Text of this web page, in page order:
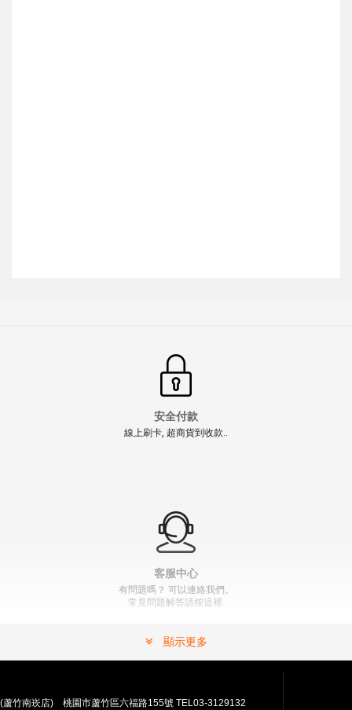
安全付款
線上刷卡, 超商貨到收款..
客服中心
有問題嗎？ 可以連絡我們。
常見問題解答請按這裡.
顯示更多
(蘆竹南崁店) 桃園市蘆竹區六福路155號 TEL03-3129132